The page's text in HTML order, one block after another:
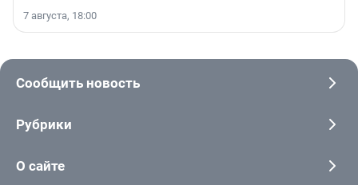
7 августа, 18:00
Сообщить новость
Рубрики
О сайте